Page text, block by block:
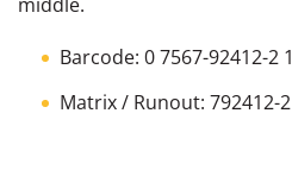
Barcode: 0 7567-92412-2 1
Matrix / Runout: 792412-2